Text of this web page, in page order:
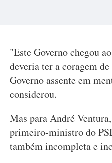
"Este Governo chegou
deveria ter a coragem
Governo assente em
considerou.
Mas para André
primeiro-ministro do
também incompleta e